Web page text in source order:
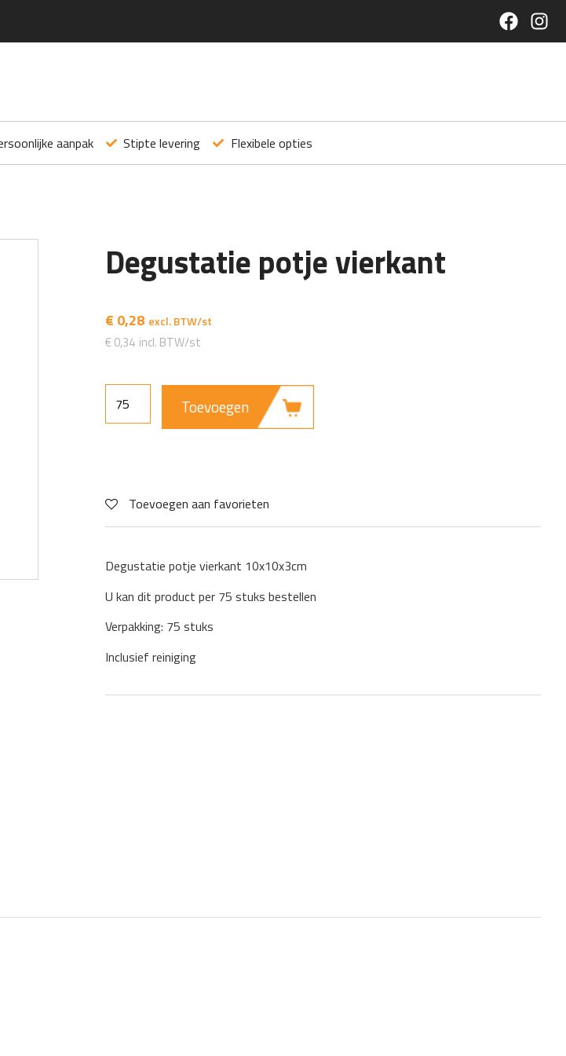
aanpak Stipte levering Flexibele opties
Degustatie potje vierkant
€ 0,28
€ 0,34
Toevoegen
Toevoegen aan favorieten
Degustatie potje vierkant 10x10x3cm
U kan dit product per 75 stuks bestellen
Verpakking: 75 stuks
Inclusief reiniging